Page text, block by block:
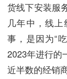
货线下安装服
几年中，线
事，是因为“
2023年进行的
近半数的经销